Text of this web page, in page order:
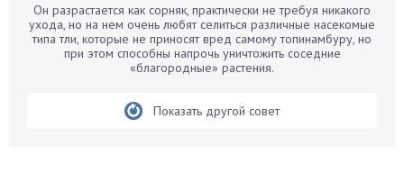
Белые грибы
Бирючина
Бобовые
Он разрастается как сорняк, практически не требуя никакого
ухода, но на нем очень любят селиться различные насекомые
типа тли, которые не приносят вред самому топинамбуру, но
при этом способны напрочь уничтожить соседние
«благородные» растения.
Показать другой совет